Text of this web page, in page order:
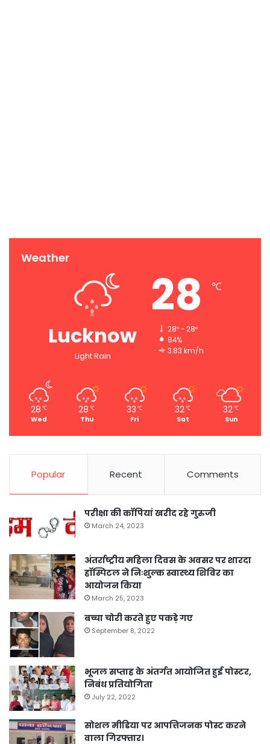
Weather
Lucknow
Light Rain
28 ℃
28º - 28º
84%
3.83 km/h
28 ℃
Wed
28 ℃
Thu
33 ℃
Fri
32℃
Sat
32℃
Sun
Popular Recent Comments
परीक्षा की कॉपियां खरीद रहे गुरुजी
March 24, 2023
अंतर्राष्ट्रीय महिला दिवस के अवसर पर शारदा
हॉस्पिटल ने निःशुल्क स्वास्थ्य शिविर का
आयोजन किया
March 25, 2023
बच्चा चोरी करते हुए पकड़े गए
September 8, 2022
भूजल सप्ताह के अंतर्गत आयोजित हुई पोस्टर,
निबंध प्रतियोगिता
July 22, 2022
सोशल मीडिया पर आपत्तिजनक पोस्ट करने
वाला गिरफ्तार।